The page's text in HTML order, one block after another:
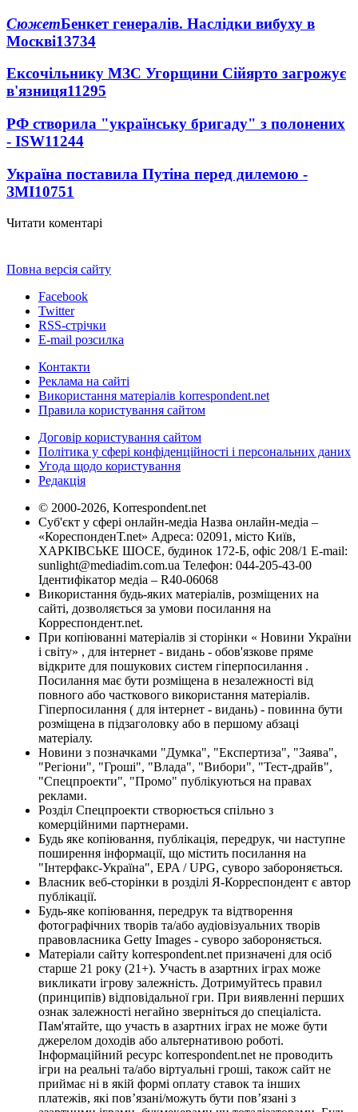
СюжетБенкет генералів. Наслідки вибуху в
Москві13734
Ексочільнику МЗС Угорщини Сійярто загрожує
в'язниця11295
РФ створила "українську бригаду" з полонених
- ISW11244
Україна поставила Путіна перед дилемою -
ЗМІ10751
Читати коментарі
Повна версія сайту
Facebook
Twitter
RSS-стрічки
E-mail розсилка
Контакти
Реклама на сайті
Використання матеріалів korrespondent.net
Правила користування сайтом
Договір користування сайтом
Політика у сфері конфіденційності і персональних даних
Угода щодо користування
Редакція
© 2000-2026, Korrespondent.net
Суб'єкт у сфері онлайн-медіа Назва онлайн-медіа –
«КореспонденТ.net» Адреса: 02091, місто Київ,
ХАРКІВСЬКЕ ШОСЕ, будинок 172-Б, офіс 208/1 E-mail:
sunlight@mediadim.com.ua Телефон: 044-205-43-00
Ідентифікатор медіа – R40-06068
Використання будь-яких матеріалів, розміщених на
сайті, дозволяється за умови посилання на
Корреспондент.net.
При копіюванні матеріалів зі сторінки « Новини України
і світу» , для інтернет - видань - обов'язкове пряме
відкрите для пошукових систем гіперпосилання .
Посилання має бути розміщена в незалежності від
повного або часткового використання матеріалів.
Гіперпосилання ( для інтернет - видань) - повинна бути
розміщена в підзаголовку або в першому абзаці
матеріалу.
Новини з позначками "Думка", "Експертиза", "Заява",
"Регіони", "Гроші", "Влада", "Вибори", "Тест-драйв",
"Спецпроекти", "Промо" публікуються на правах
реклами.
Розділ Спецпроекти створюється спільно з
комерційними партнерами.
Будь яке копіювання, публікація, передрук, чи наступне
поширення інформації, що містить посилання на
"Інтерфакс-Україна", EPA / UPG, суворо забороняється.
Власник веб-сторінки в розділі Я-Корреспондент є автор
публікації.
Будь-яке копіювання, передрук та відтворення
фотографічних творів та/або аудіовізуальних творів
правовласника Getty Images - суворо забороняється.
Матеріали сайту korrespondent.net призначені для осіб
старше 21 року (21+). Участь в азартних іграх може
викликати ігрову залежність. Дотримуйтесь правил
(принципів) відповідальної гри. При виявленні перших
ознак залежності негайно зверніться до спеціаліста.
Пам'ятайте, що участь в азартних іграх не може бути
джерелом доходів або альтернативою роботі.
Інформаційний ресурс korrespondent.net не проводить
ігри на реальні та/або віртуальні гроші, також сайт не
приймає ні в якій формі оплату ставок та інших
платежів, які пов’язані/можуть бути пов’язані з